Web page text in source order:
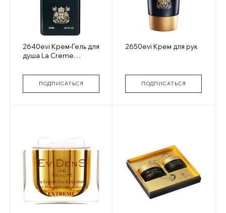
2640evi Крем-Гель для
душа La Creme
Douche
ПОДПИСАТЬСЯ
2650evi Крем для рук
ПОДПИСАТЬСЯ